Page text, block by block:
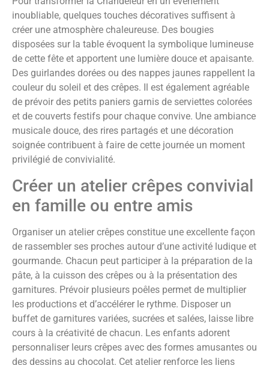
inoubliable, quelques touches décoratives suffisent à
créer une atmosphère chaleureuse. Des bougies
disposées sur la table évoquent la symbolique lumineuse
de cette fête et apportent une lumière douce et apaisante.
Des guirlandes dorées ou des nappes jaunes rappellent la
couleur du soleil et des crêpes. Il est également agréable
de prévoir des petits paniers garnis de serviettes colorées
et de couverts festifs pour chaque convive. Une ambiance
musicale douce, des rires partagés et une décoration
soignée contribuent à faire de cette journée un moment
privilégié de convivialité.
Créer un atelier crêpes convivial
en famille ou entre amis
Organiser un atelier crêpes constitue une excellente façon
de rassembler ses proches autour d’une activité ludique et
gourmande. Chacun peut participer à la préparation de la
pâte, à la cuisson des crêpes ou à la présentation des
garnitures. Prévoir plusieurs poêles permet de multiplier
les productions et d’accélérer le rythme. Disposer un
buffet de garnitures variées, sucrées et salées, laisse libre
cours à la créativité de chacun. Les enfants adorent
personnaliser leurs crêpes avec des formes amusantes ou
des dessins au chocolat. Cet atelier renforce les liens